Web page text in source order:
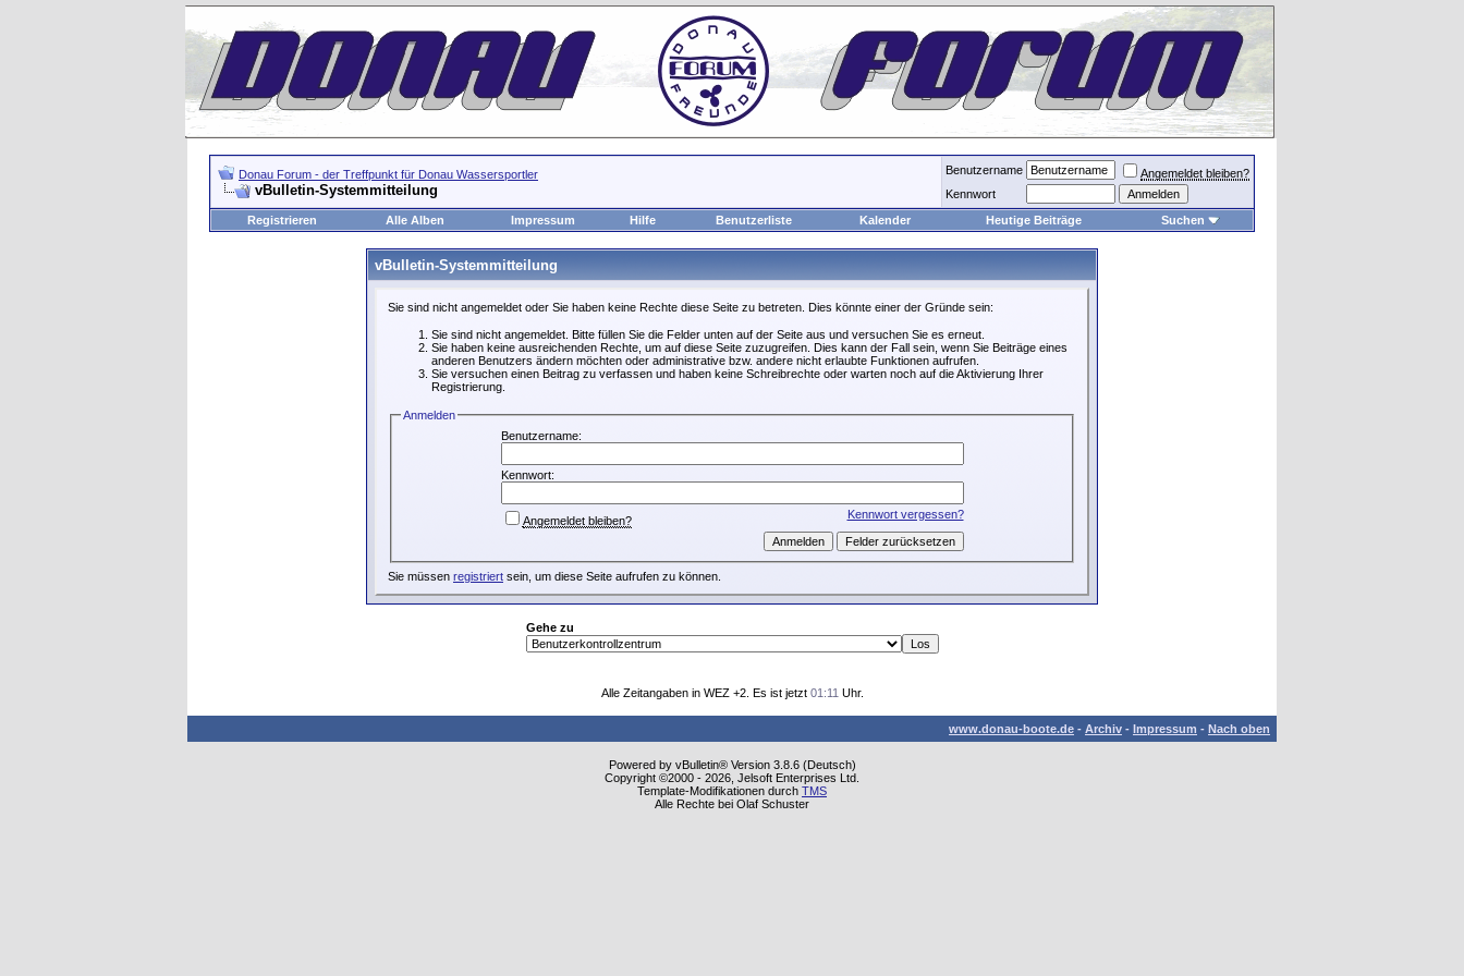
Donau Forum - der Treffpunkt für Donau Wassersportler
vBulletin-Systemmitteilung
Benutzername
Angemeldet bleiben?
Kennwort
Registrieren
Alle Alben Impressum Hilfe Benutzerliste Kalender Heutige Beiträge Suchen
vBulletin-Systemmitteilung
Sie sind nicht angemeldet oder Sie haben keine Rechte diese Seite zu betreten. Dies könnte einer der Gründe sein:
Sie sind nicht angemeldet. Bitte füllen Sie die Felder unten auf der Seite aus und versuchen Sie es erneut.
Sie haben keine ausreichenden Rechte, um auf diese Seite zuzugreifen. Dies kann der Fall sein, wenn Sie Beiträge eines
anderen Benutzers ändern möchten oder administrative bzw. andere nicht erlaubte Funktionen aufrufen.
Sie versuchen einen Beitrag zu verfassen und haben keine Schreibrechte oder warten noch auf die Aktivierung Ihrer
Registrierung.
Anmelden
Benutzername:
Kennwort:
Kennwort vergessen?
Angemeldet bleiben?
Sie müssen registriert sein, um diese Seite aufrufen zu können.
Gehe zu
Alle Zeitangaben in WEZ +2. Es ist jetzt 01:11 Uhr.
www.donau-boote.de - Archiv - Impressum - Nach oben
Powered by vBulletin® Version 3.8.6 (Deutsch)
Copyright ©2000 - 2026, Jelsoft Enterprises Ltd.
Template-Modifikationen durch TMS
Alle Rechte bei Olaf Schuster